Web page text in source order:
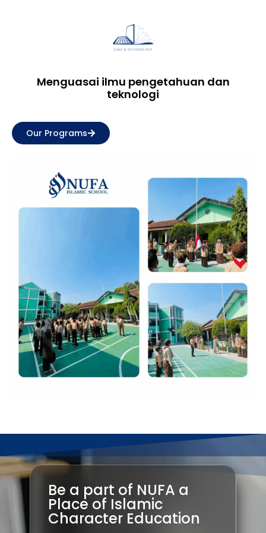
Menguasai ilmu pengetahuan dan
teknologi
Our Programs
Be a part of NUFA a
Place of Islamic
Character Education